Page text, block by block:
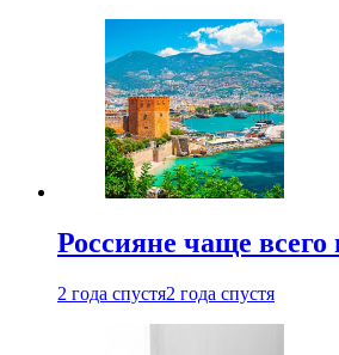
Россияне чаще
2 года спустя2 года спустя